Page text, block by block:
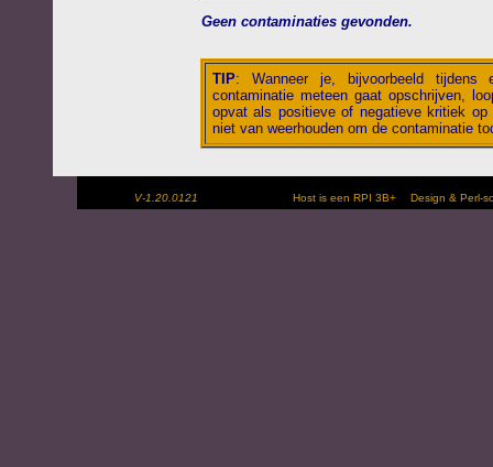
Geen contaminaties gevonden.
TIP: Wanneer je, bijvoorbeeld tijdens
contaminatie meteen gaat opschrijven,
opvat als positieve of negatieve kritiek
niet van weerhouden om de contaminatie
V-1.20.0121 Host is een RPI 3B+ Design &